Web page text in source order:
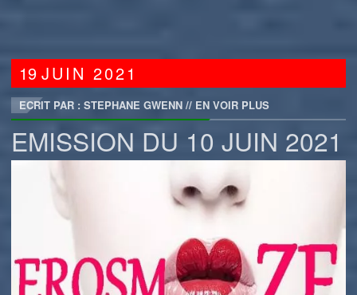
19JUIN2021
ECRIT PAR : STEPHANE GWENN // EN VOIR PLUS
EMISSION DU 10 JUIN 2021